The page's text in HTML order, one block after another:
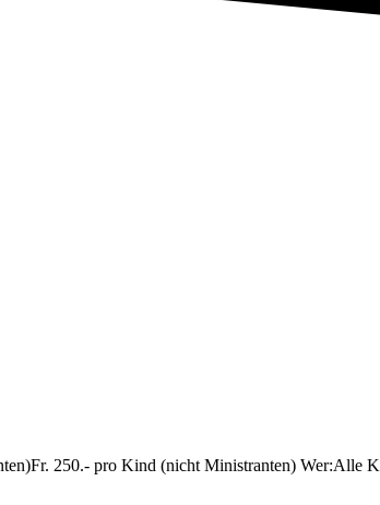
250.- pro Kind (nicht Ministranten) Wer:Alle